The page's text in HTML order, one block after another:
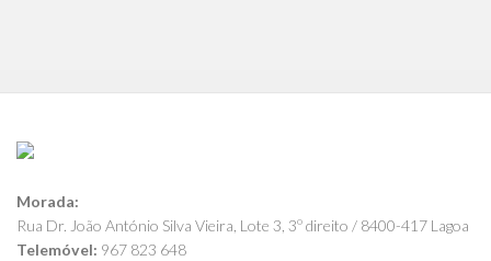
Morada:
Rua Dr. João António Silva Vieira, Lote 3, 3º direito / 8400-417 Lagoa
Telemóvel: 967 823 648